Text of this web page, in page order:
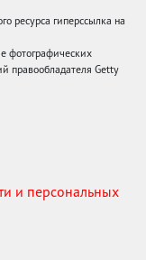
ресурса гиперссылка на
фотографических
правообладателя Getty
и персональных